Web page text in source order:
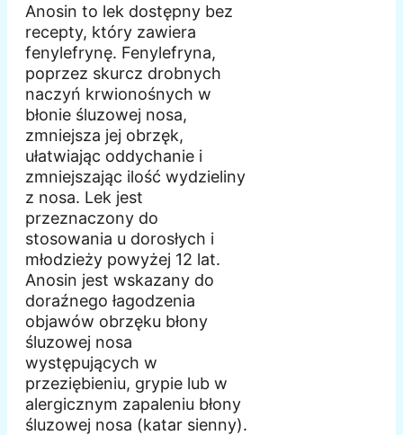
Anosin to lek dostępny bez
recepty, który zawiera
fenylefrynę. Fenylefryna,
poprzez skurcz drobnych
naczyń krwionośnych w
błonie śluzowej nosa,
zmniejsza jej obrzęk,
ułatwiając oddychanie i
zmniejszając ilość wydzieliny
z nosa. Lek jest
przeznaczony do
stosowania u dorosłych i
młodzieży powyżej 12 lat.
Anosin jest wskazany do
doraźnego łagodzenia
objawów obrzęku błony
śluzowej nosa
występujących w
przeziębieniu, grypie lub w
alergicznym zapaleniu błony
śluzowej nosa (katar sienny).